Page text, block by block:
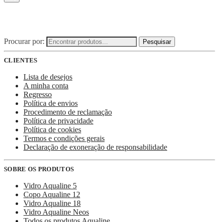
Procurar por: Pesquisar
CLIENTES
Lista de desejos
A minha conta
Regresso
Política de envios
Procedimento de reclamação
Política de privacidade
Política de cookies
Termos e condições gerais
Declaração de exoneração de responsabilidade
SOBRE OS PRODUTOS
Vidro Aqualine 5
Copo Aqualine 12
Vidro Aqualine 18
Vidro Aqualine Neos